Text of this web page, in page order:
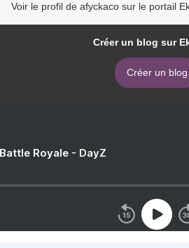
Voir le profil de afyckaco sur le portail
Créer un blog sur
Créer un blog
Royale - DayZ